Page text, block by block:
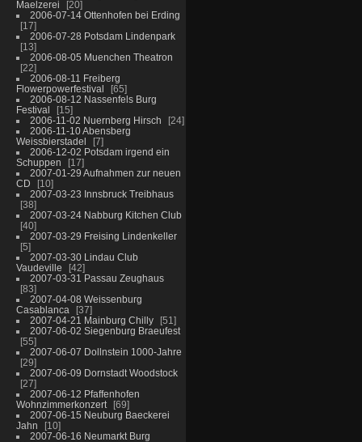
Maelzerei
20
2006-07-14 Ottenhofen bei Erding
17
2006-07-28 Potsdam Lindenpark
13
2006-08-05 Muenchen Theatron
22
2006-08-11 Freiberg
Flowerpowerfestival
65
2006-08-12 Nassenfels Burg
Festival
15
2006-11-02 Nuernberg Hirsch
24
2006-11-10 Abensberg
Weissbierstadel
7
2006-12-02 Potsdam irgend ein
Schuppen
17
2007-01-29 Aufnahmen zur neuen
CD
10
2007-03-23 Innsbruck Treibhaus
38
2007-03-24 Nabburg Kitchen Club
40
2007-03-29 Freising Lindenkeller
5
2007-03-30 Lindau Club
Vaudeville
42
2007-03-31 Passau Zeughaus
83
2007-04-08 Weissenburg
Casablanca
37
2007-04-21 Mainburg Chilly
51
2007-06-02 Siegenburg Braeufest
55
2007-06-07 Dollnstein 1000-Jahre
29
2007-06-09 Dornstadt Woodstock
27
2007-06-12 Pfaffenhofen
Wohnzimmerkonzert
69
2007-06-15 Neuburg Baeckerei
Jahn
10
2007-06-16 Neumarkt Burg